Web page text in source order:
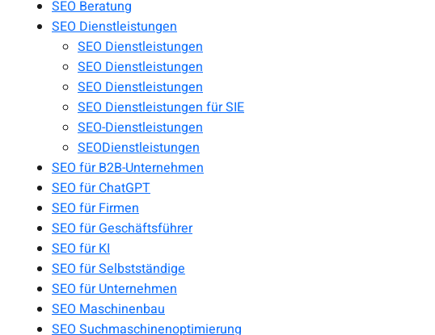
SEO Beratung
SEO Dienstleistungen
SEO Dienstleistungen
SEO Dienstleistungen
SEO Dienstleistungen
SEO Dienstleistungen für SIE
SEO-Dienstleistungen
SEODienstleistungen
SEO für B2B-Unternehmen
SEO für ChatGPT
SEO für Firmen
SEO für Geschäftsführer
SEO für KI
SEO für Selbstständige
SEO für Unternehmen
SEO Maschinenbau
SEO Suchmaschinenoptimierung